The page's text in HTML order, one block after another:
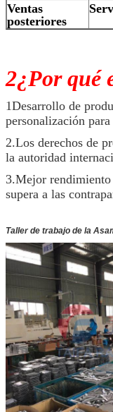
Ventas
posteriores
2¿Por qué
1Desarrollo de
personalización
2.Los derechos de
la autoridad
3.Mejor
supera a las
Taller de trabajo de la